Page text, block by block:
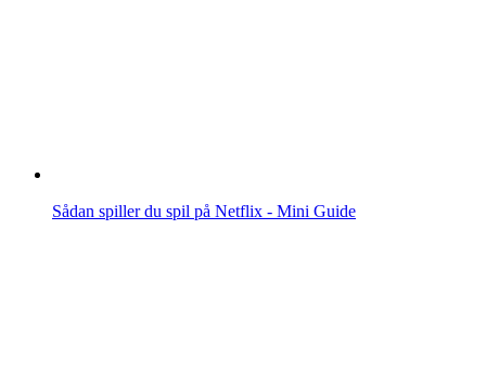
Sådan spiller du spil på Netflix - Mini Guide